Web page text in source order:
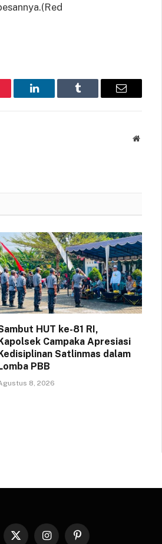
LinkedIn Tumblr Email
Website
HUT ke-81 RI,
Campaka Apresiasi
Satlinmas dalam
PBB
8, 2026
X InstagramPinterest